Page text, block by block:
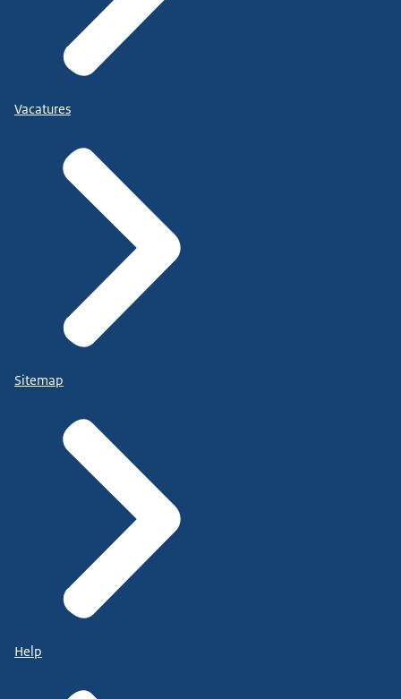
Vacatures
Sitemap
Help